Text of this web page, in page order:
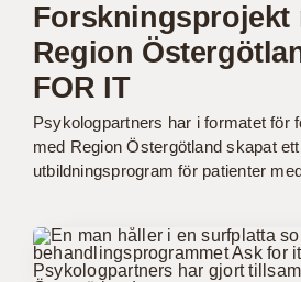
Om oss
Psykologmottagning
Kontakta oss
Forskningsprojekt
Region
FOR IT
Psykologpartners har i formatet för
med Region Östergötland skapat
utbildningsprogram för patienter